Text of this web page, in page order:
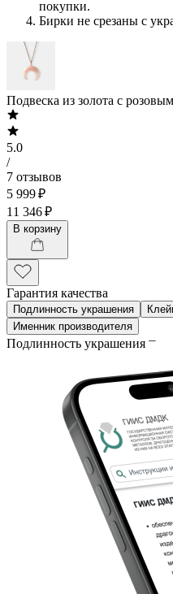
покупки.
Бирки не срезаны с
Подвеска из золота с
5.0
/
7 отзывов
5 999 ₽
11 346 ₽
В корзину
Гарантия качества
Подлинность украшения
Именник производителя
Подлинность украшения